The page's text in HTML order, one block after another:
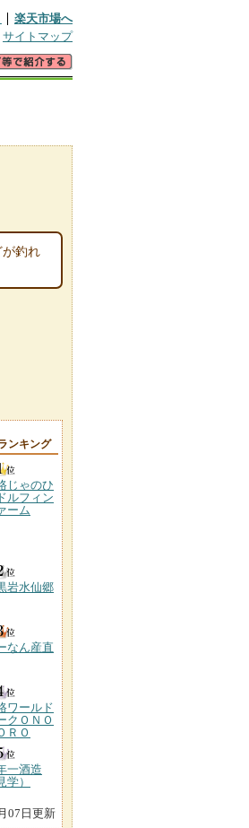
楽天市場へ
サイトマップ
が釣れ
ンキング
じゃのひ
ルフィン
ーム
岩水仙郷
なん産直
ワールド
クＯＮＯ
ＲＯ
一酒造
学）
07日更新